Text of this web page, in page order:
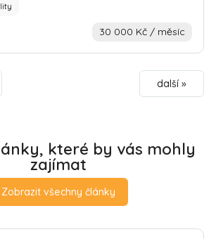
30 000 Kč / měsíc
další »
které by vás mohly
zajímat
Zobrazit všechny články